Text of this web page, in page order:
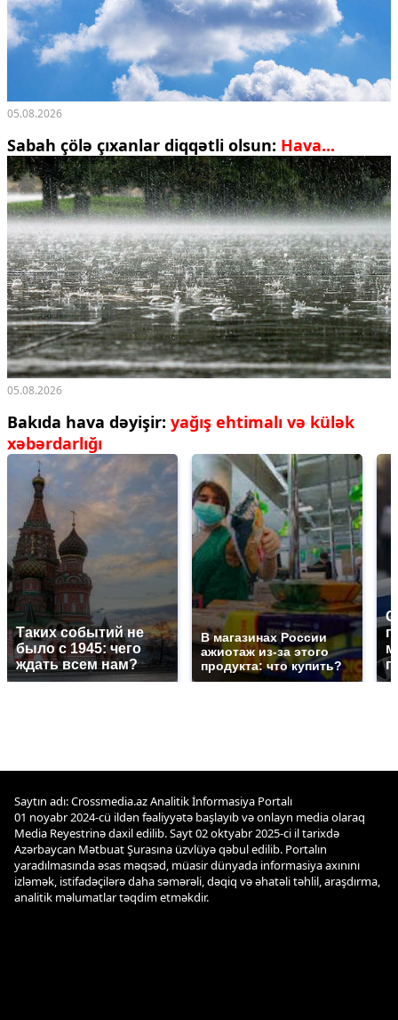
05.08.2026
Sabah çölə çıxanlar diqqətli olsun: Hava...
05.08.2026
Bakıda hava dəyişir: yağış ehtimalı və külək
xəbərdarlığı
Таких событий не
было с 1945: чего
ждать всем нам?
В магазинах России
ажиотаж из-за этого
продукта: что купить?
Saytın adı: Crossmedia.az Analitik İnformasiya Portalı
01 noyabr 2024-cü ildən fəaliyyətə başlayıb və onlayn media olaraq
Media Reyestrinə daxil edilib. Sayt 02 oktyabr 2025-ci il tarixdə
Azərbaycan Mətbuat Şurasına üzvlüyə qəbul edilib. Portalın
yaradılmasında əsas məqsəd, müasir dünyada informasiya axınını
izləmək, istifadəçilərə daha səmərəli, dəqiq və əhatəli təhlil, araşdırma,
analitik məlumatlar təqdim etməkdir.